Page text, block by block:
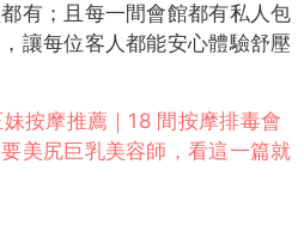
有；且每一間會館都有私人包
讓每位客人都能安心體驗舒壓
妹按摩推薦｜18 間按摩排毒會
美尻巨乳美容師，看這一篇就